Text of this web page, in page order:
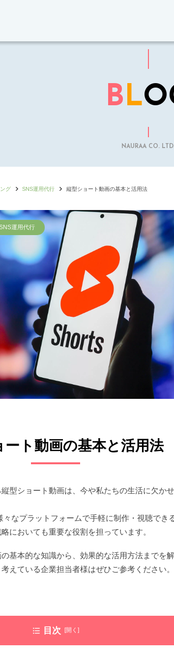
BL
NAURAA CO.
グ SNS運用代行 縦型ショート動画の基本と活用法
運用代行
ート動画の基本と活用法
型ショート動画は、今や私たちの生活に欠か
々なプラットフォームで手軽に制作・視聴でき
においても重要な役割を担っています。
基本的な知識から、効果的な活用方法までを解
えている企業担当者様はぜひご参考ください。
目次